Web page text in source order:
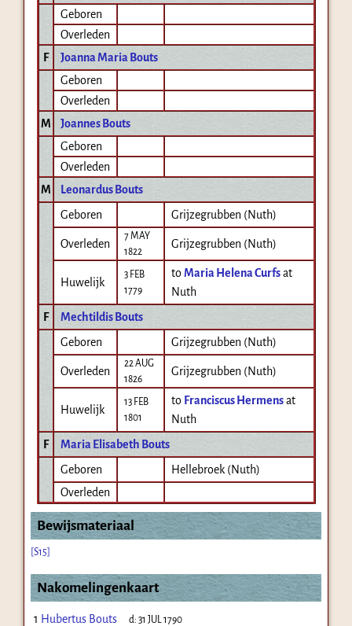
Geboren
Overleden
F
Joanna Maria Bouts
Geboren
Overleden
M
Joannes Bouts
Geboren
Overleden
M
Leonardus Bouts
Geboren
Grijzegrubben (Nuth)
Overleden
7 MAY
1822
Grijzegrubben (Nuth)
Huwelijk
3 FEB
1779
toMaria Helena Curfs at
Nuth
F
Mechtildis Bouts
Geboren
Grijzegrubben (Nuth)
Overleden
22 AUG
1826
Grijzegrubben (Nuth)
Huwelijk
13 FEB
1801
to Franciscus Hermens at
Nuth
F
Maria Elisabeth Bouts
Geboren
Hellebroek (Nuth)
Overleden
Bewijsmateriaal
[S15]
Nakomelingenkaart
1 Hubertus Bouts d:31 JUL 1790